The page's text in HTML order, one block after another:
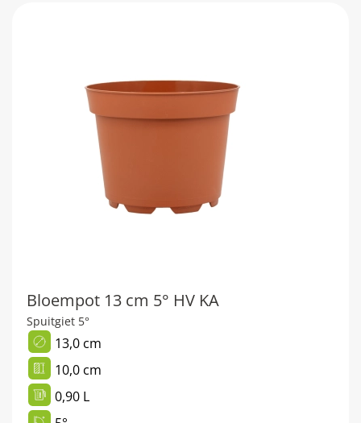
Bloempot 13 cm 5° HV KA
Spuitgiet 5°
13,0 cm
10,0 cm
0,90 L